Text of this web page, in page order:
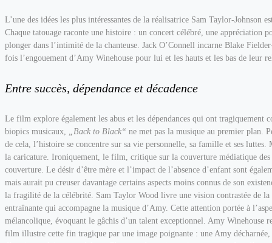
L’une des idées les plus intéressantes de la réalisatrice Sam Taylor-
Chaque tatouage raconte une histoire : un concert célébré, une appréciation
plonger dans l’intimité de la chanteuse. Jack O’Connell incarne Blake
fois l’engouement d’Amy Winehouse pour lui et les hauts et les bas de leur
Entre succès, dépendance et décadence
Le film explore également les abus et les dépendances qui ont
biopics musicaux, „Back to Black“ ne met pas la musique au premier plan.
de cela, l’histoire se concentre sur sa vie personnelle, sa famille et ses
la caricature. Ironiquement, le film, critique sur la couverture médiatique
couverture. Le désir d’être mère et l’impact de l’absence d’enfant sont
mais aurait pu creuser davantage certains aspects moins connus de son
la fragilité de la célébrité. Sam Taylor Wood livre une vision contrastée de
entraînante qui accompagne la musique d’Amy. Cette attention portée à
mélancolique, évoquant le gâchis d’un talent exceptionnel. Amy Winehouse
film illustre cette fin tragique par une image poignante : une Amy